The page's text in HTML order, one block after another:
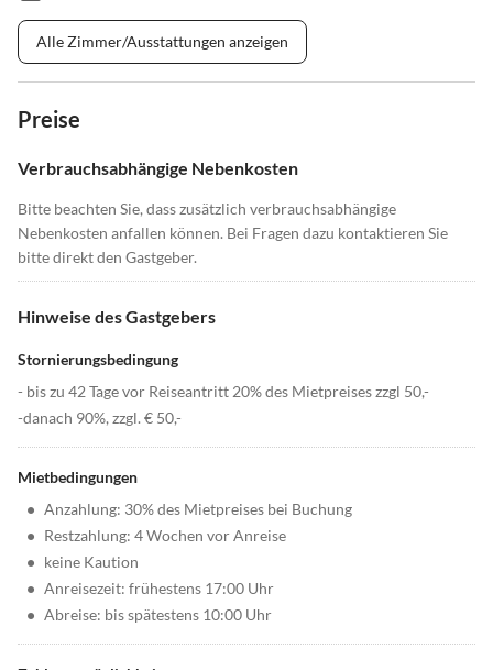
Alle Zimmer/Ausstattungen anzeigen
Preise
Verbrauchsabhängige Nebenkosten
Bitte beachten Sie, dass zusätzlich verbrauchsabhängige
Nebenkosten anfallen können. Bei Fragen dazu kontaktieren Sie
bitte direkt den Gastgeber.
Hinweise des Gastgebers
Stornierungsbedingung
- bis zu 42 Tage vor Reiseantritt 20% des Mietpreises zzgl 50,-
-danach 90%, zzgl. € 50,-
Mietbedingungen
• Anzahlung: 30% des Mietpreises bei Buchung
• Restzahlung: 4 Wochen vor Anreise
• keine Kaution
• Anreisezeit: frühestens 17:00 Uhr
• Abreise: bis spätestens 10:00 Uhr